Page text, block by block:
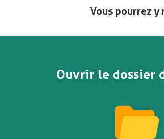
Vous pourrez
Ouvrir le dossier